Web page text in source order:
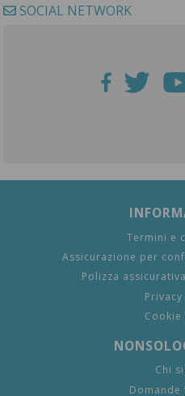
SOCIAL NETWORK
Termini e
Assicurazione per
Polizza
Chi